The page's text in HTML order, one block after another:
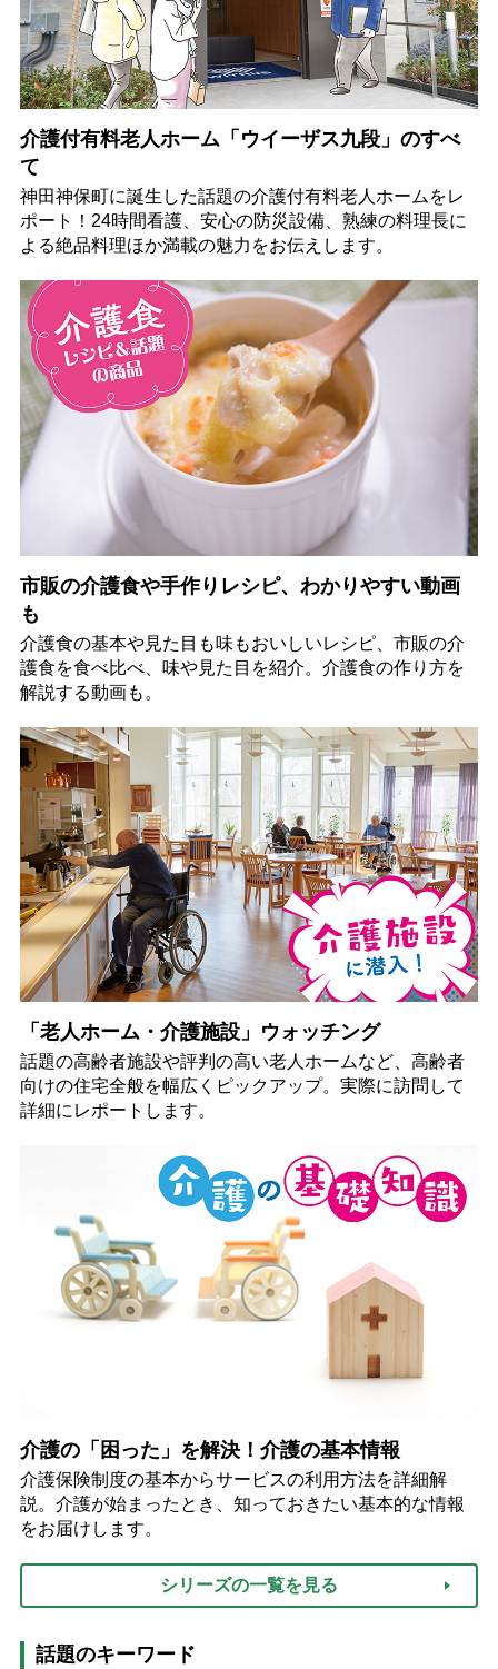
介護付有料老人ホーム「ウイーザス九段」のすべ
て
神田神保町に誕生した話題の介護付有料老人ホームをレ
ポート！24時間看護、安心の防災設備、熟練の料理長に
よる絶品料理ほか満載の魅力をお伝えします。
市販の介護食や手作りレシピ、わかりやすい動画
も
介護食の基本や見た目も味もおいしいレシピ、市販の介
護食を食べ比べ、味や見た目を紹介。介護食の作り方を
解説する動画も。
「老人ホーム・介護施設」ウォッチング
話題の高齢者施設や評判の高い老人ホームなど、高齢者
向けの住宅全般を幅広くピックアップ。実際に訪問して
詳細にレポートします。
介護の「困った」を解決！介護の基本情報
介護保険制度の基本からサービスの利用方法を詳細解
説。介護が始まったとき、知っておきたい基本的な情報
をお届けします。
シリーズの一覧を見る
話題のキーワード